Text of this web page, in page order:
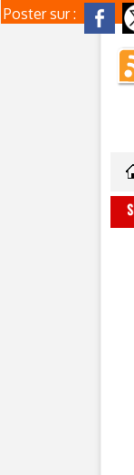
Poster sur :